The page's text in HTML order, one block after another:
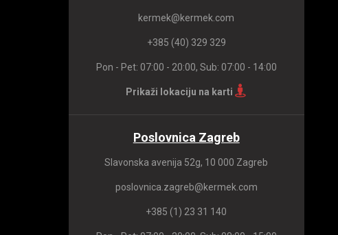
kermek@kermek.com
+385 (40) 329 329
Pon - Pet: 07:00 - 20:00, Sub: 07:00 - 14:00
Prikaži lokaciju na karti
Poslovnica Zagreb
Slavonska avenija 52g, 10 000 Zagreb
poslovnica.zagreb@kermek.com
+385 (1) 23 31 140